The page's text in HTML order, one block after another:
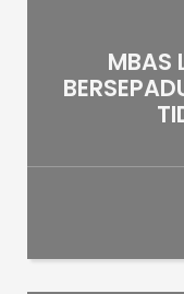
MBAS